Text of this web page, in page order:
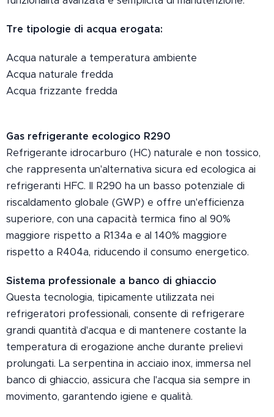
Tre tipologie di acqua erogata:
Acqua naturale a temperatura ambiente
Acqua naturale fredda
Acqua frizzante fredda
Gas refrigerante ecologico R290
Refrigerante idrocarburo (HC) naturale e non tossico,
che rappresenta un'alternativa sicura ed ecologica ai
refrigeranti HFC. Il R290 ha un basso potenziale di
riscaldamento globale (GWP) e offre un'efficienza
superiore, con una capacità termica fino al 90%
maggiore rispetto a R134a e al 140% maggiore
rispetto a R404a, riducendo il consumo energetico.
Sistema professionale a banco di ghiaccio
Questa tecnologia, tipicamente utilizzata nei
refrigeratori professionali, consente di refrigerare
grandi quantità d'acqua e di mantenere costante la
temperatura di erogazione anche durante prelievi
prolungati. La serpentina in acciaio inox, immersa nel
banco di ghiaccio, assicura che l'acqua sia sempre in
movimento, garantendo igiene e qualità.